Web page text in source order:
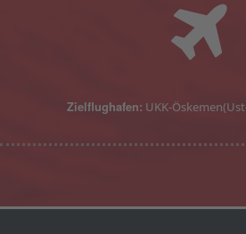
Zielflughafen: UKK-